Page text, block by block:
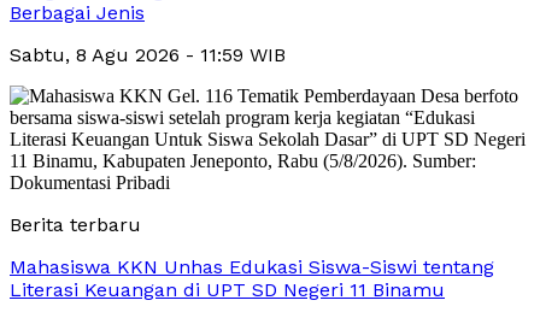
Berbagai Jenis
Sabtu, 8 Agu 2026 - 11:59 WIB
Berita terbaru
Mahasiswa KKN Unhas Edukasi Siswa-Siswi tentang
Literasi Keuangan di UPT SD Negeri 11 Binamu